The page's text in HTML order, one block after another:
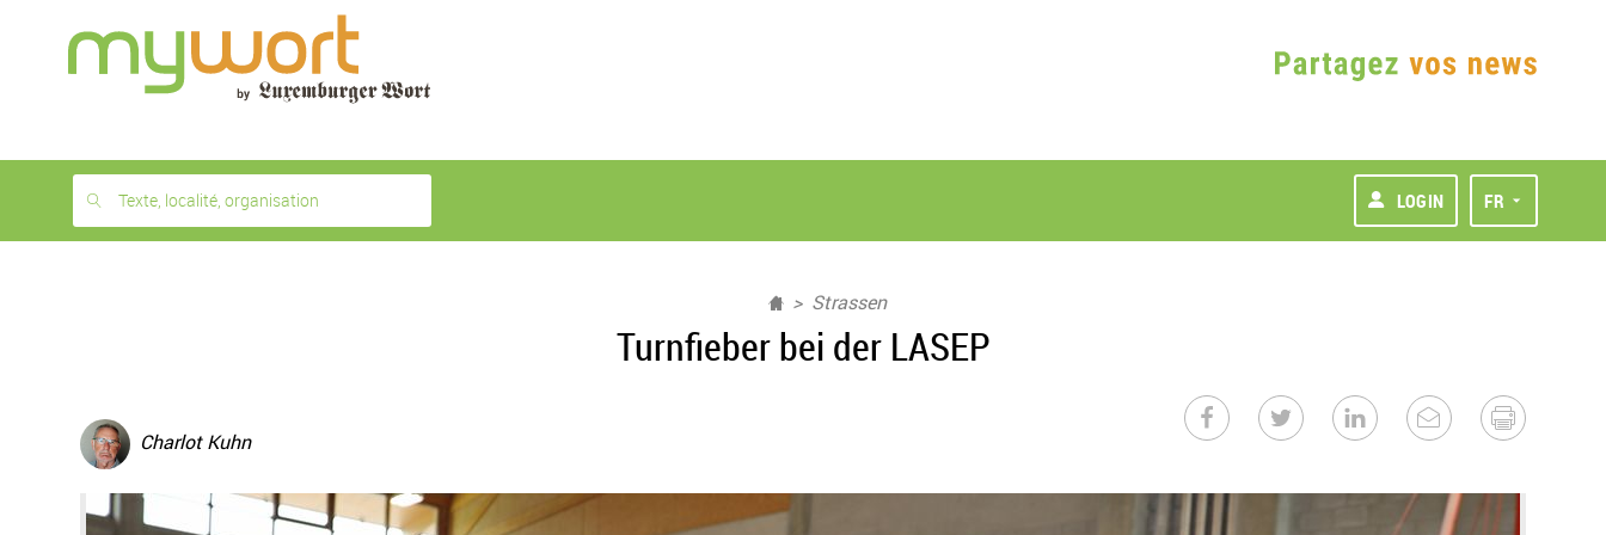
month
free
Texte, localité, organisation LOGIN FR
Strassen
Turnfieber bei der LASEP
Charlot Kuhn